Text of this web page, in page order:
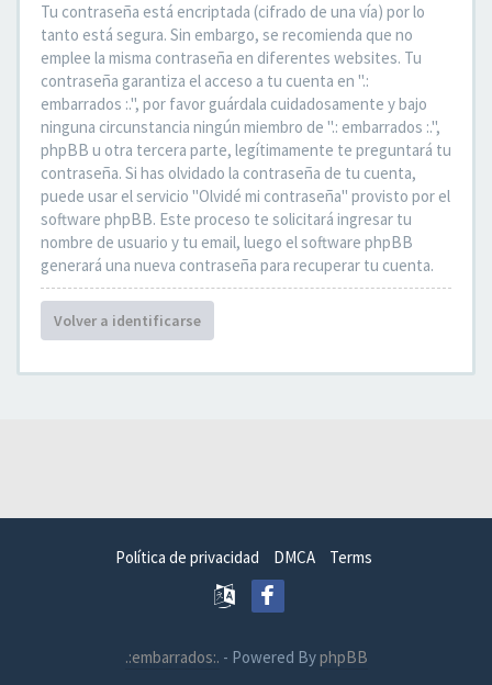
Tu contraseña está encriptada (cifrado de una vía) por lo
tanto está segura. Sin embargo, se recomienda que no
emplee la misma contraseña en diferentes websites. Tu
contraseña garantiza el acceso a tu cuenta en ".:
embarrados :.", por favor guárdala cuidadosamente y bajo
ninguna circunstancia ningún miembro de ".: embarrados :.",
phpBB u otra tercera parte, legítimamente te preguntará tu
contraseña. Si has olvidado la contraseña de tu cuenta,
puede usar el servicio "Olvidé mi contraseña" provisto por el
software phpBB. Este proceso te solicitará ingresar tu
nombre de usuario y tu email, luego el software phpBB
generará una nueva contraseña para recuperar tu cuenta.
Volver a identificarse
Política de privacidad DMCA Terms
.:embarrados:. - Powered ByphpBB